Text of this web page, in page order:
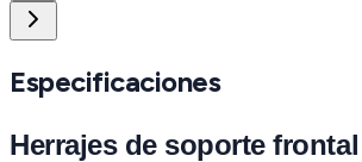
Especificaciones
Herrajes de soporte